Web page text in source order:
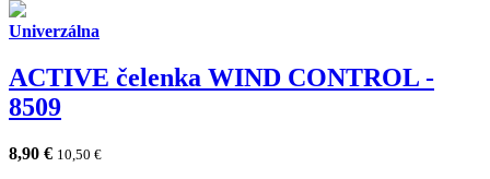
Univerzálna
ACTIVE čelenka WIND CONTROL -
8509
8,90 € 10,50 €